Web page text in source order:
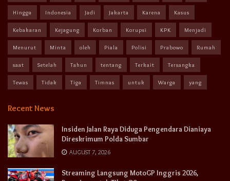
Hingga Indonesia Jadi Jakarta Karena Kasus
Kebakaran Kejagung Korban Korupsi KPK Menjadi
Menurut Minta oleh Piala Polisi Prabowo Rumah
saat Setelah Tahun tentang Terkait Tersangka
Tewas Tidak Tiga Timnas untuk Warga yang
Recent News
Insiden Jalan Raya Diduga Pengendara Dianiaya
Direskrimum Polda Sumbar
AUGUST 7, 2026
Streaming Langsung MotoGP Inggris 2026,